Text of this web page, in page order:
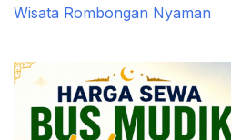
Wisata Rombongan Nyaman